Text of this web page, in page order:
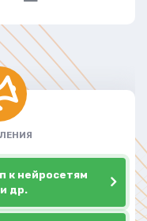
к нейросетям
др.